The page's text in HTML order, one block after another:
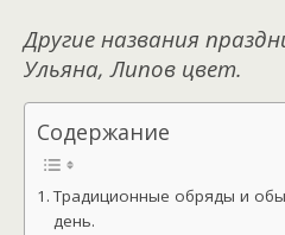
Другие названия
Ульяна, Липов цвет.
Содержание
Традиционные обряды и
день.